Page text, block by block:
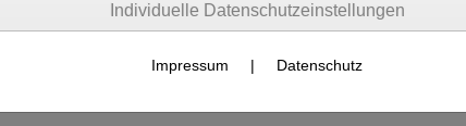
Individuelle Datenschutzeinstellungen
Impressum | Datenschutz